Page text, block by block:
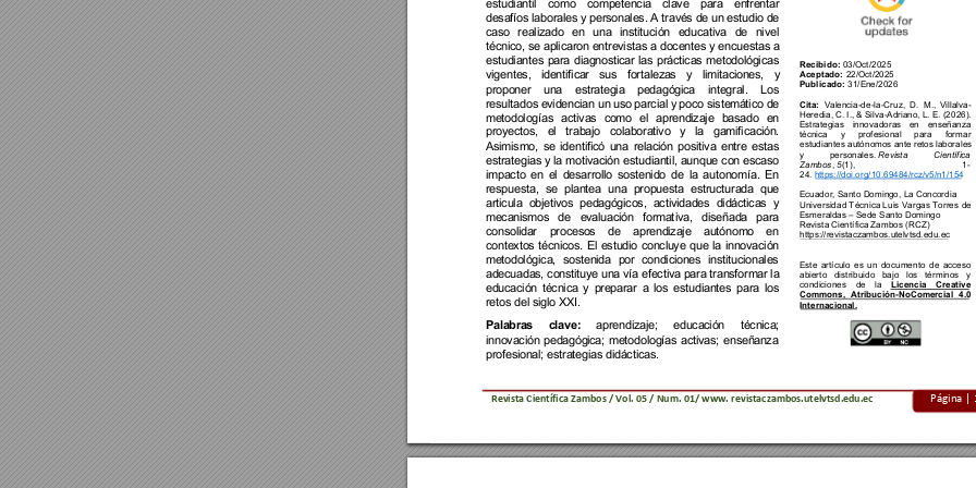
Página |
Revista Científica Zambos / Vol. 05 / Num. 01/ www. revistaczambos.utelvtsd.edu.ec
estudiantil como competencia clave para
enfrentar
desafíos laborales y personales. A través de un estudio de
caso
realizado en una institución educativa de
nivel
técnico, se aplicaron entrevistas a docentes y encuestas a
estudiantes para diagnosticar las prácticas metodológicas
vigentes,
identificar sus fortalezas y limitaciones,
y
proponer
una estrategia pedagógica integral.
Los
resultados evidencian un uso parcial y poco sistemático de
metodologías activas como el aprendizaje basado
en
proyectos,
el trabajo colaborativo y la
gamificación.
Asimismo, se identificó una relación positiva entre estas
estrategias y la motivación estudiantil, aunque con escaso
impacto en el desarrollo sostenido de la autonomía.
En
respuesta,
se plantea una propuesta estructurada que
articula objetivos pedagógicos, actividades didácticas
y
mecanismos
de evaluación formativa, diseñada
para
consolidar
procesos de aprendizaje autónomo
en
contextos técnicos. El estudio concluye que la innovación
metodológica, sostenida por condiciones institucionales
adecuadas, constituye una vía efectiva para transformar la
educación técnica y preparar a los estudiantes para
los
retos del siglo XXI.
Palabras clave: aprendizaje; educación
técnica;
innovación pedagógica; metodologías activas; enseñanza
profesional; estrategias didácticas.
Recibido: 03/Oct/2025
Aceptado: 22/Oct/2025
Publicado: 31/ Ene/2026
Cita: Valencia-de-la-Cruz, D. M., Villalva-
Heredia, C.
I., & Silva-Adriano, L. E. (2026).
Estrategias
innovadoras en
enseñanza
técnica
y profesional para
formar
estudiantes autónomos ante retos laborales
y
personales. Revista Científica
Zambos, 5(1), 1 -
24. https://doi.org/10.69484/rcz/v5/n1/154
Ecuador, Santo Domingo, La Concordia
Universidad Técnica Luis Vargas Torres de
Esmeraldas – Sede Santo Domingo
Revista Científica Zambos ( RCZ)
https://revistaczambos.utelvtsd.edu.ec
Este artículo es un documento de acceso
abierto
distribuido bajo los términos
y
condiciones
de la Licencia
Creative
Commons,
Atribución-NoComercial
4.0
Internacional.